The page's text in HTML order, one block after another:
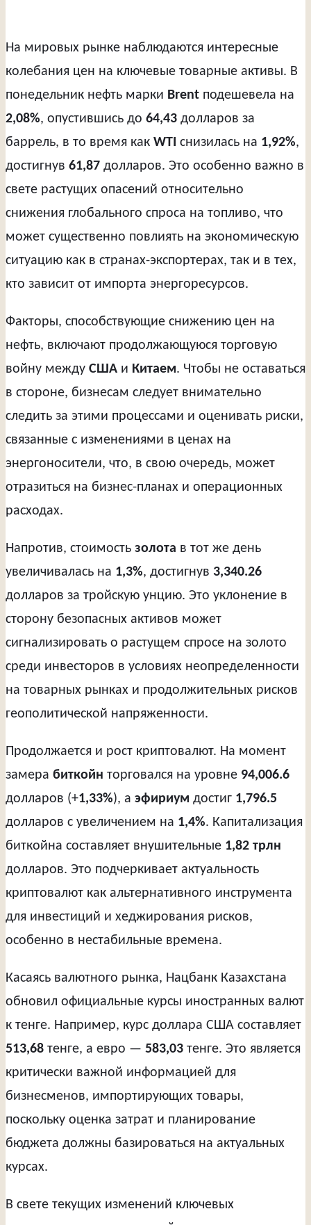
На мировых рынке наблюдаются интересные
колебания цен на ключевые товарные активы. В
понедельник нефть марки Brent подешевела на
2,08%, опустившись до 64,43 долларов за
баррель, в то время как WTI снизилась на 1,92%,
достигнув 61,87 долларов. Это особенно важно в
свете растущих опасений относительно
снижения глобального спроса на топливо, что
может существенно повлиять на экономическую
ситуацию как в странах-экспортерах, так и в тех,
кто зависит от импорта энергоресурсов.
Факторы, способствующие снижению цен на
нефть, включают продолжающуюся торговую
войну между США и Китаем. Чтобы не оставаться
в стороне, бизнесам следует внимательно
следить за этими процессами и оценивать риски,
связанные с изменениями в ценах на
энергоносители, что, в свою очередь, может
отразиться на бизнес-планах и операционных
расходах.
Напротив, стоимость золота в тот же день
увеличивалась на 1,3%, достигнув 3,340.26
долларов за тройскую унцию. Это уклонение в
сторону безопасных активов может
сигнализировать о растущем спросе на золото
среди инвесторов в условиях неопределенности
на товарных рынках и продолжительных рисков
геополитической напряженности.
Продолжается и рост криптовалют. На момент
замера биткойн торговался на уровне 94,006.6
долларов (+1,33%), а эфириум достиг 1,796.5
долларов с увеличением на 1,4%. Капитализация
биткойна составляет внушительные 1,82 трлн
долларов. Это подчеркивает актуальность
криптовалют как альтернативного инструмента
для инвестиций и хеджирования рисков,
особенно в нестабильные времена.
Касаясь валютного рынка, Нацбанк Казахстана
обновил официальные курсы иностранных валют
к тенге. Например, курс доллара США составляет
513,68 тенге, а евро — 583,03 тенге. Это является
критически важной информацией для
бизнесменов, импортирующих товары,
поскольку оценка затрат и планирование
бюджета должны базироваться на актуальных
курсах.
В свете текущих изменений ключевых